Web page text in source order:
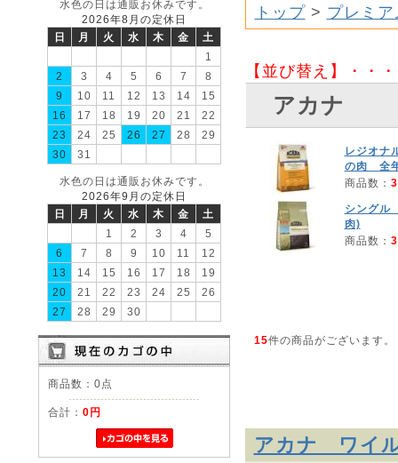
水色の日は通販お休みです。
2026年8月の定休日
日
月 火 水 木 金
土
1
2
3 4 5 6 7
8
9
10 11 12 13 14
15
16
17 18 19 20 21
22
23
24 25 26 27 28
29
30
31
水色の日は通販お休みです。
2026年9月の定休日
日
月 火 水 木 金
土
1
2 3 4
5
6
7 8 9 10 11
12
13
14 15 16 17 18
19
20
21 22 23 24 25
26
27
28 29 30
商品数：0点
合計： 0円
トップ> プレミ
【並び替え】・・・
アカナ
レジオ
の肉 全
商品数： 3
シング
肉)
商品数： 3
15件の商品がございます。
アカナ ワイ